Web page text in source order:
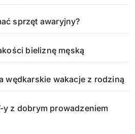
sprzęt awaryjny?
bieliznę męską
wędkarskie wakacje z rodziną
y z dobrym prowadzeniem